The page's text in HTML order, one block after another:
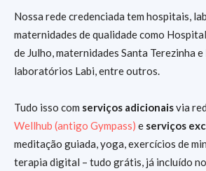
Nossa rede credenciada tem hospitais,
maternidades de qualidade como
de Julho, maternidades Santa Terezinha
laboratórios Labi, entre outros.
Tudo isso com serviços adicionaisvia
Wellhub (antigo Gympass) e serviços
meditação guiada, yoga, exercícios de
terapia digital – tudo grátis, já incluído